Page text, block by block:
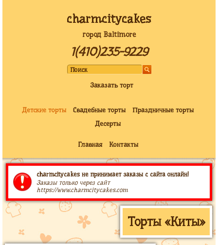
charmcitycakes
город Baltimore
1(410)235-9229
Заказать торт
Детские торты Свадебные торты
Праздничные торты
Десерты
Главная Контакты
charmcitycakes не принимает заказы с сайта онлайн!
Заказы только через сайт
https://www.charmcitycakes.com
Торты «Киты»